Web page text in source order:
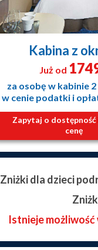
Kabina z
Już od
za osobę w kabinie
w cenie podatki i
Zapytaj o
cenę
Zniżki dla dzieci
Istnieje możliwość